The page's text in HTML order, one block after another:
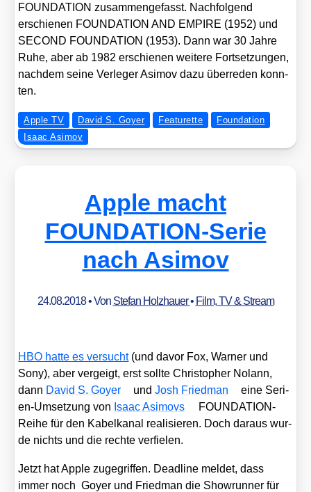
FOUNDATION zusam­men­ge­fasst. Nach­fol­gend
erschie­nen FOUNDATION AND EMPIRE (1952) und
SECOND FOUNDATION (1953). Dann war 30 Jah­re
Ruhe, aber ab 1982 erschie­nen wei­te­re Fort­set­zun­gen,
nach­dem sei­ne Ver­le­ger Asi­mov dazu über­re­den konn­
ten.
Apple TV David S. Goyer Featurette
Foundation
Isaac Asimov
Apple macht
FOUNDATION-Serie
nach Asimov
24.08.2018• Von Stefan Holzhauer• Film, TV & Stream
HBO hat­te es ver­sucht(und davor Fox, War­ner und
Sony), aber ver­geigt, erst soll­te Chris­to­pher Nolann,
dann David S. Goy­er undJosh Fried­man
eine Seri­
en-Umset­zung von Isaac Asi­movs
FOUN­DA­TI­ON-
Rei­he für den Kabel­ka­nal rea­li­sie­ren. Doch dar­aus wur­
de nichts und die rech­te ver­fie­len.
Jetzt hat Apple zuge­grif­fen. Dead­line mel­det, dass
immer noch Goy­er und Fried­man die Show­run­ner für